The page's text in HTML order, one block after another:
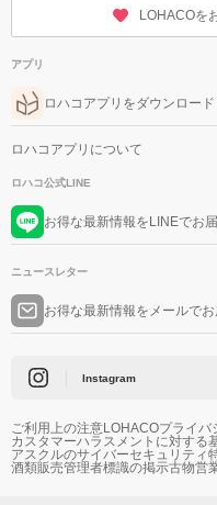
LOHACOを
アプリ
ロハコアプリをダウンロード
ロハコアプリについて
ロハコ公式LINE
お得な最新情報をLINEでお
ニュースレター
お得な最新情報をメールで
Instagram
ご利用上の注意LOHACOプライバ
カスタマーハラスメントに対する
アスクルのサイバーセキュリティ
酒類販売管理者標識の掲示古物営